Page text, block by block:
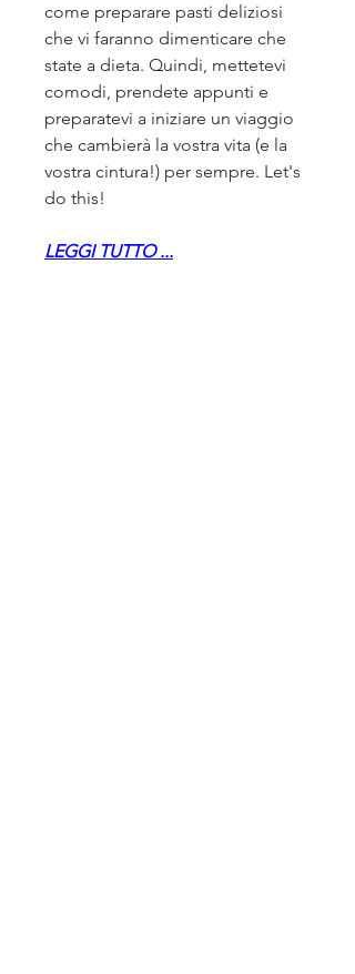
come preparare pasti deliziosi
che vi faranno dimenticare che
state a dieta. Quindi, mettetevi
comodi, prendete appunti e
preparatevi a iniziare un viaggio
che cambierà la vostra vita (e la
vostra cintura!) per sempre. Let's
do this!
LEGGI TUTTO ...